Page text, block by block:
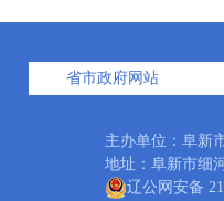
主办单位：阜
地址：阜新市
辽公网安备